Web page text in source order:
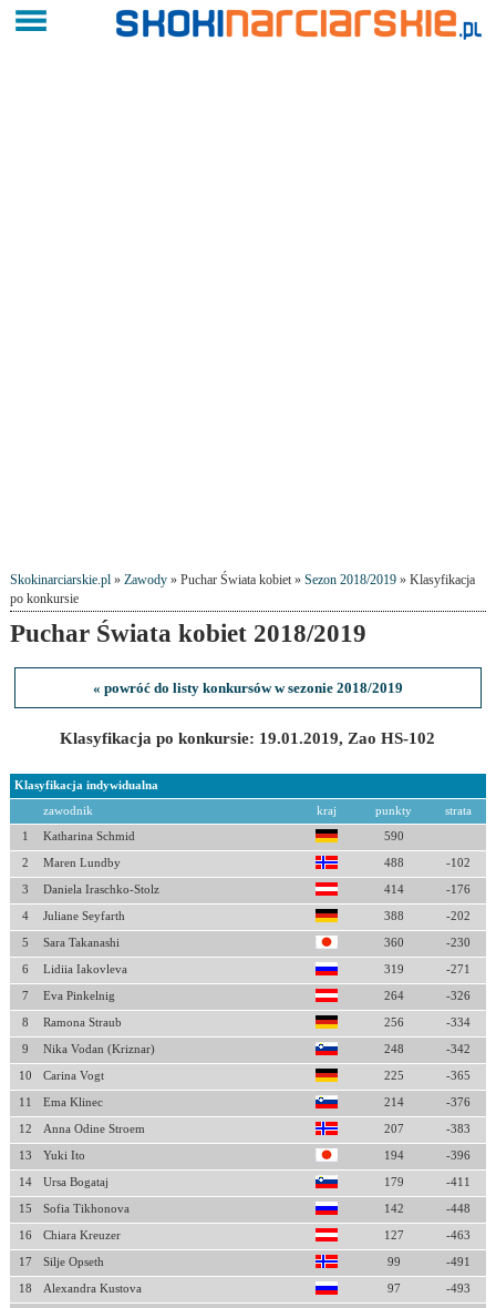
Skokinarciarskie.pl» Zawody» Puchar Świata kobiet » Sezon 2018/2019» Klasyfikacja
po konkursie
Puchar Świata kobiet 2018/2019
« powróć do listy konkursów w sezonie 2018/2019
Klasyfikacja po konkursie: 19.01.2019, Zao HS-102
Klasyfikacja indywidualna
zawodnik kraj punkty strata
1 Katharina Schmid 590
2 Maren Lundby 488 -102
3 Daniela Iraschko-Stolz 414 -176
4 Juliane Seyfarth 388 -202
5 Sara Takanashi 360 -230
6 Lidiia Iakovleva 319 -271
7 Eva Pinkelnig 264 -326
8 Ramona Straub 256 -334
9 Nika Vodan (Kriznar) 248 -342
10 Carina Vogt 225 -365
11 Ema Klinec 214 -376
12 Anna Odine Stroem 207 -383
13 Yuki Ito 194 -396
14 Ursa Bogataj 179 -411
15 Sofia Tikhonova 142 -448
16 Chiara Kreuzer 127 -463
17 Silje Opseth 99 -491
18 Alexandra Kustova 97 -493